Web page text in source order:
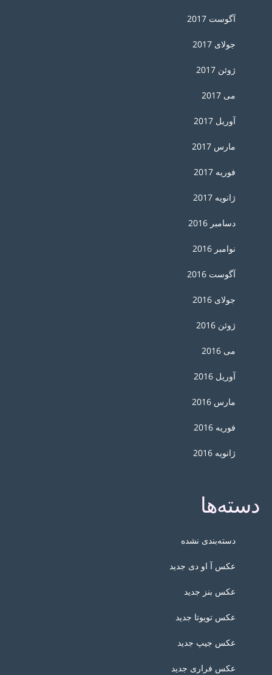
آگوست 2017
جولای 2017
ژوئن 2017
می 2017
آوریل 2017
مارس 2017
فوریه 2017
ژانویه 2017
دسامبر 2016
نوامبر 2016
آگوست 2016
جولای 2016
ژوئن 2016
می 2016
آوریل 2016
مارس 2016
فوریه 2016
ژانویه 2016
دسته‌ها
دسته‌بندی نشده
عکس آ او دی جدید
عکس بنز جدید
عکس تویوتا جدید
عکس جیپ جدید
عکس فراری جدید